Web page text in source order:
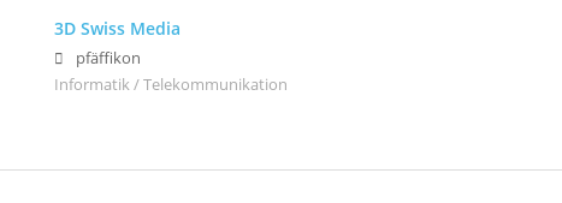
3D Swiss Media
pfäffikon
Informatik / Telekommunikation